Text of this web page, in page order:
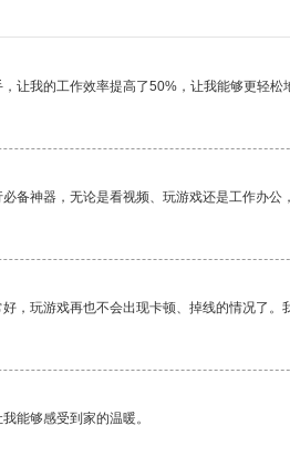
让我的工作效率提高了50%，让我能够更轻松
备神器，无论是看视频、玩游戏还是工作办
，玩游戏再也不会出现卡顿、掉线的情况了
能够感受到家的温暖。